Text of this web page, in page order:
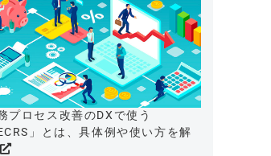
プロセス改善のDXで使う
ECRS」とは、具体例や使い方を解